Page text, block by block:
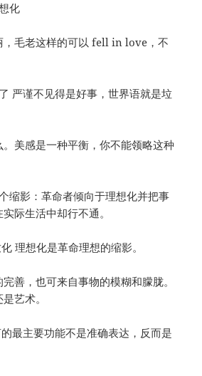
化
，毛老这样的可以 fell in love，不
严谨不见得是好事，世界语就是垃
美感是一种平衡，你不能领略这种
缩影：革命者倾向于理想化并把事
际生活中却行不通。
理想化是革命理想的缩影。
善，也可来自事物的模糊和朦胧。
艺术。
最主要功能不是准确表达，反而是